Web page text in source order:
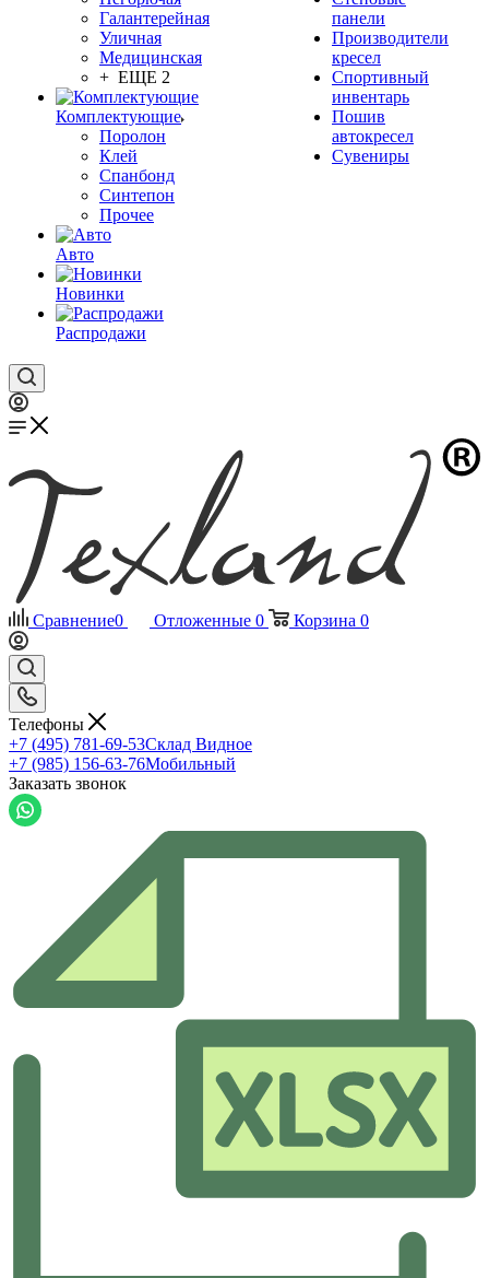
Галантерейная
Уличная
Медицинская
+ ЕЩЕ 2
Комплектующие
Поролон
Клей
Спанбонд
Синтепон
Прочее
Авто
Новинки
Распродажи
панели
Производители
кресел
Спортивный
инвентарь
Пошив
автокресел
Сувениры
Сравнение0 Отложенные 0 Корзина 0
Телефоны
+7 (495) 781-69-53Склад Видное
+7 (985) 156-63-76Мобильный
Заказать звонок